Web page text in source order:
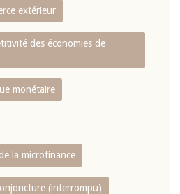
extérieur
des économies de
monétaire
la microfinance
(interrompu)